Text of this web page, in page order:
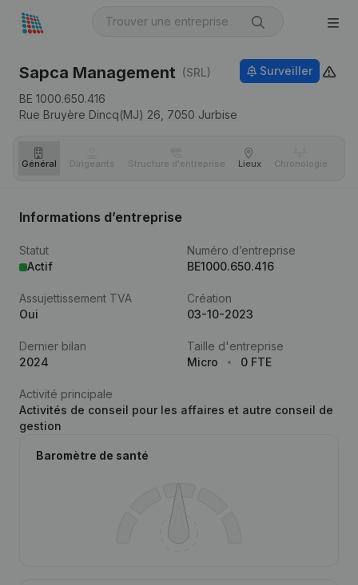
Sapca Management (SRL)
BE 1000.650.416
Rue Bruyère Dincq(MJ) 26, 7050 Jurbise
Surveiller
Général Dirigeants Structure d'entreprise Lieux Chronologie
Informations d’entreprise
Statut
Actif
Numéro d’entreprise
BE1000.650.416
Assujettissement TVA
Oui
Création
03-10-2023
Dernier bilan
2024
Taille d'entreprise
Micro
0 FTE
Activité principale
Activités de conseil pour les affaires et autre conseil de
gestion
Baromètre de santé